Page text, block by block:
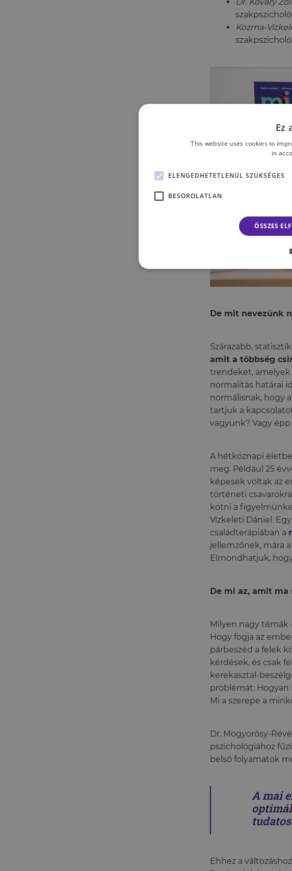
Kozma-
De mit nevezünk
Szárazabb,
amit a többség
trendeket, amelyek
normalitás határai
normálisnak, hogy
tartjuk a
vagyunk? Vagy
A hétköznapi
meg. Például 25
képesek voltak az
történeti
kötni a
Vízkeleti Dániel.
családterápiában a
jellemzőnek, mára
Elmondhatjuk,
De mi az, amit
Milyen nagy témák
Hogy fogja az
párbeszéd a felek
kérdések, és csak
kerekasztal-
problémát: Hogyan
Mi a szerepe a
Dr. Mogyorósy-
pszichológiához
belső folyamatok
A mai
Ehhez a
Ez
This website uses cookies to
in
ELENGEDHETETLENÜL SZÜKSÉGES
BESOROLATLAN
ÖSSZES